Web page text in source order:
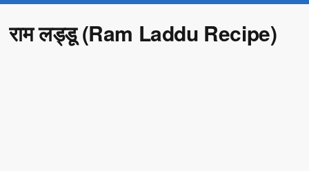
राम लड्डू (Ram Laddu Recipe)